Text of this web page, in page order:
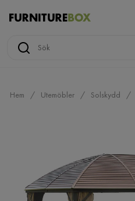
Hem Utemöbler Solskydd